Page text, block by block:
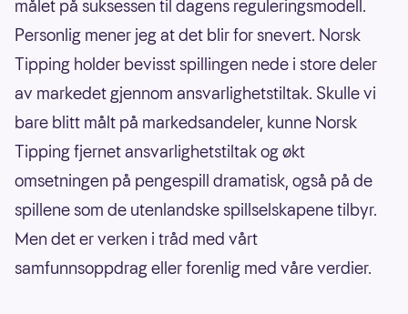
målet på suksessen til dagens reguleringsmodell.
Personlig mener jeg at det blir for snevert. Norsk
Tipping holder bevisst spillingen nede i store deler
av markedet gjennom ansvarlighetstiltak. Skulle vi
bare blitt målt på markedsandeler, kunne Norsk
Tipping fjernet ansvarlighetstiltak og økt
omsetningen på pengespill dramatisk, også på de
spillene som de utenlandske spillselskapene tilbyr.
Men det er verken i tråd med vårt
samfunnsoppdrag eller forenlig med våre verdier.